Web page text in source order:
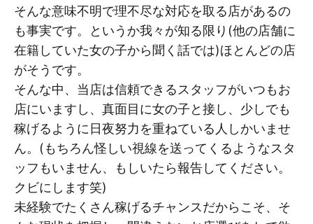
そんな意味不明で理不尽な対応を取る店があるの
も事実です。というか我々が知る限り(他の店舗に
在籍していた女の子から聞く話では)ほとんどの店
がそうです。
そんな中、当店は信頼できるスタッフがいつもお
店にいますし、真面目に女の子と接し、少しでも
稼げるように日夜努力を重ねている人しかいませ
ん。(もちろん怪しい視線を送ってくるようなスタ
ッフもいません、もしいたら報告してください。
クビにします笑)
未経験でたくさん稼げるチャンスだからこそ、そ